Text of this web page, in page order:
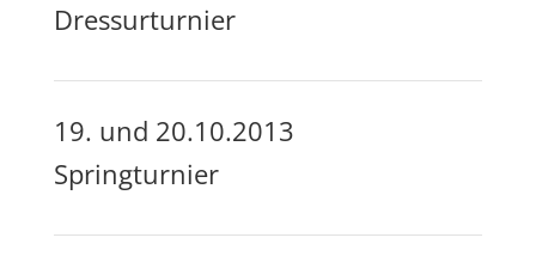
Dressurturnier
19. und 20.10.2013
Springturnier